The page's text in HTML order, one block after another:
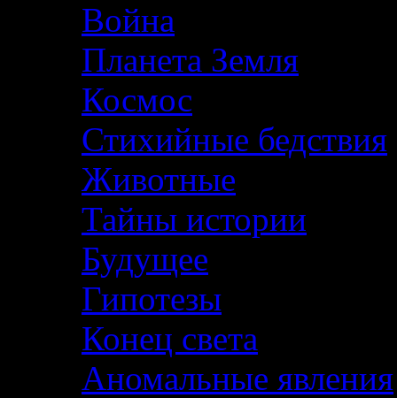
Война
Планета Земля
Космос
Стихийные бедствия
Животные
Тайны истории
Будущее
Гипотезы
Конец света
Аномальные явления